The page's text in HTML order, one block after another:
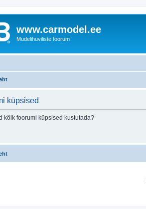
www.carmodel.ee
Mudelihuviliste foorum
küpsised
kõik foorumi küpsised kustutada?